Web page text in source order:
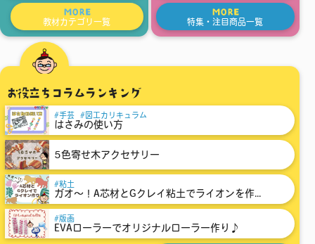
MORE
教材カテゴリ一覧
MORE
特集・注目商品一覧
お役立ちコラムランキング
手芸 図工カリキュラム
はさみの使い方
5色寄せ木アクセサリー
粘土
ガオ～！A芯材とGクレイ粘土でライオンを作...
版画
EVAローラーでオリジナルローラー作り♪